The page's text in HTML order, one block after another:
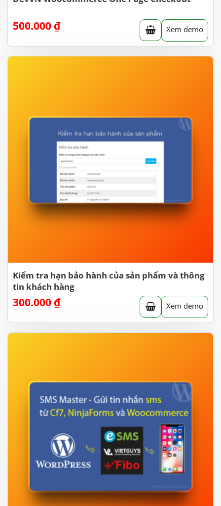
500.000 ₫ Xem demo
Kiểm tra hạn bảo hành của sản phẩm và thông
tin khách hàng
300.000 ₫ Xem demo